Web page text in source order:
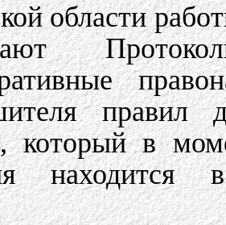
области
правил
который в
находится